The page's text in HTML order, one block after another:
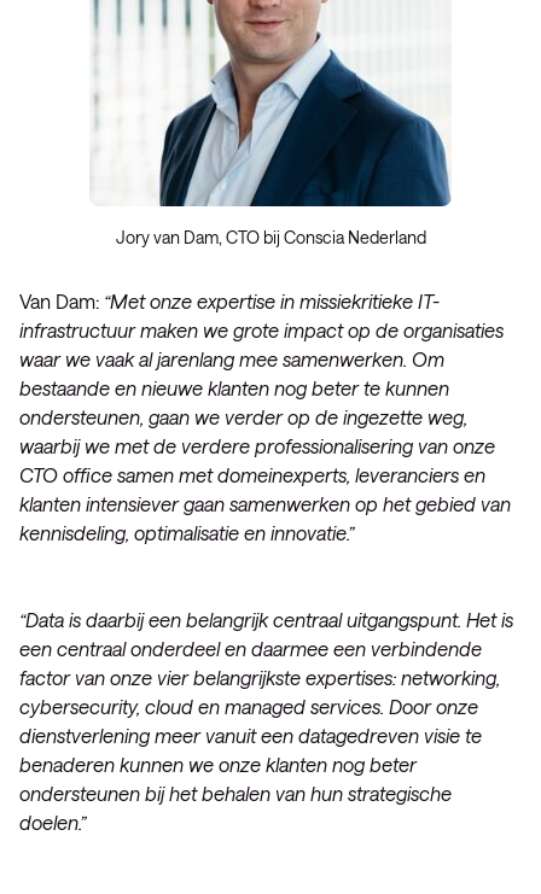
Jory van Dam, CTO bij Conscia Nederland
Van Dam: “Met onze expertise in missiekritieke IT-
infrastructuur maken we grote impact op de organisaties
waar we vaak al jarenlang mee samenwerken. Om
bestaande en nieuwe klanten nog beter te kunnen
ondersteunen, gaan we verder op de ingezette weg,
waarbij we met de verdere professionalisering van onze
CTO office samen met domeinexperts, leveranciers en
klanten intensiever gaan samenwerken op het gebied van
kennisdeling, optimalisatie en innovatie.”
“Data is daarbij een belangrijk centraal uitgangspunt. Het is
een centraal onderdeel en daarmee een verbindende
factor van onze vier belangrijkste expertises: networking,
cybersecurity, cloud en managed services. Door onze
dienstverlening meer vanuit een datagedreven visie te
benaderen kunnen we onze klanten nog beter
ondersteunen bij het behalen van hun strategische
doelen.”